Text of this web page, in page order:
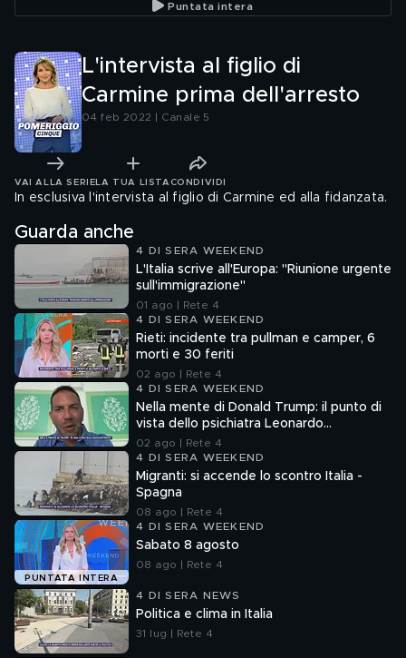
Puntata intera
L'intervista al figlio di
Carmine prima dell'arresto
04 feb 2022 | Canale 5
VAI ALLA SERIE LA TUA LISTA CONDIVIDI
In esclusiva l'intervista al figlio di Carmine ed alla fidanzata.
Guarda anche
4 DI SERA WEEKEND
L'Italia scrive all'Europa: "Riunione urgente
sull'immigrazione"
01 ago | Rete 4
4 DI SERA WEEKEND
Rieti: incidente tra pullman e camper, 6
morti e 30 feriti
02 ago | Rete 4
4 DI SERA WEEKEND
Nella mente di Donald Trump: il punto di
vista dello psichiatra Leonardo
Mendolicchio
02 ago | Rete 4
4 DI SERA WEEKEND
Migranti: si accende lo scontro Italia -
Spagna
08 ago | Rete 4
PUNTATA INTERA
4 DI SERA WEEKEND
Sabato 8 agosto
08 ago | Rete 4
4 DI SERA NEWS
Politica e clima in Italia
31 lug | Rete 4